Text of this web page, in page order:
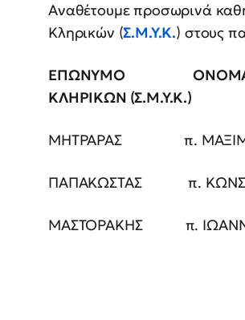
Αναθέτουμε προσωρινά
Κληρικών (Σ.Μ.Υ.Κ.) στους
ΕΠΩΝΥΜΟ
ΚΛΗΡΙΚΩΝ (Σ.Μ.Υ.Κ.)
ΜΗΤΡΑΡΑΣ π.
ΠΑΠΑΚΩΣΤΑΣ π.
ΜΑΣΤΟΡΑΚΗΣ π.